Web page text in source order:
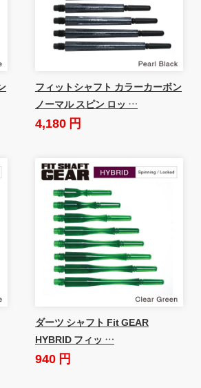
フィットシャフト カラーカーボン
ノーマル スピン ロッ …
4,180 円
ダーツ シャフト Fit GEAR
HYBRID フィッ …
940 円